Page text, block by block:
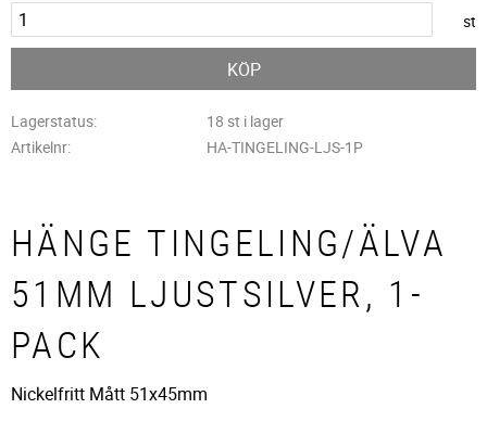
st
KÖP
Lagerstatus
18 st i lager
Artikelnr
HA-TINGELING-LJS-1P
HÄNGE TINGELING/ÄLVA
51MM LJUSTSILVER, 1-
PACK
Nickelfritt Mått 51x45mm